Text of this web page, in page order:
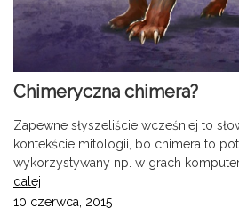
Chimeryczna chimera?
Zapewne słyszeliście wcześniej to
kontekście mitologii, bo chimera to
wykorzystywany np. w grach
dalej
10 czerwca, 2015